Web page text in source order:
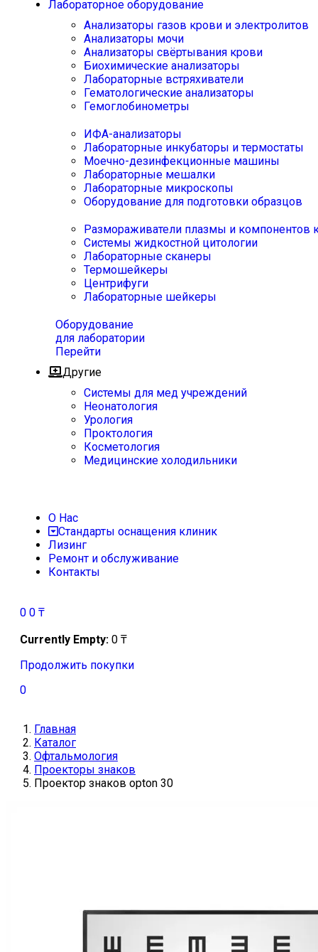
Лабораторное оборудование
Анализаторы газов крови и электролитов
Анализаторы мочи
Анализаторы свёртывания крови
Биохимические анализаторы
Лабораторные встряхиватели
Гематологические анализаторы
Гемоглобинометры
ИФА-анализаторы
Лабораторные инкубаторы и термостаты
Моечно-дезинфекционные машины
Лабораторные мешалки
Лабораторные микроскопы
Оборудование для подготовки образцов
Размораживатели плазмы и компонентов
Системы жидкостной цитологии
Лабораторные сканеры
Термошейкеры
Центрифуги
Лабораторные шейкеры
Оборудование
для лаборатории
Перейти
Другие
Системы для мед учреждений
Неонатология
Урология
Проктология
Косметология
Медицинские холодильники
О Нас
Стандарты оснащения клиник
Лизинг
Ремонт и обслуживание
Контакты
0 0 ₸
Currently Empty: 0 ₸
Продолжить покупки
0
Главная
Каталог
Офтальмология
Проекторы знаков
Проектор знаков opton 30